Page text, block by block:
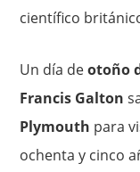
científico
Un día deotoño
Francis Gal­ton
Plymouth para
ochenta y cinco